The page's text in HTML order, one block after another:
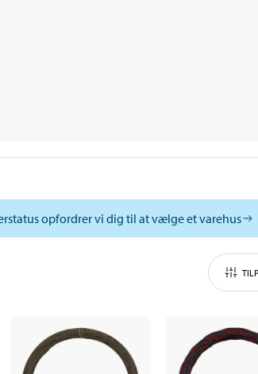
opfordrer vi dig til at vælge et varehus